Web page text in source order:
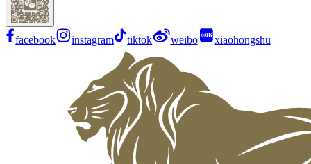
facebook instagram tiktok weibo xiaohongshu